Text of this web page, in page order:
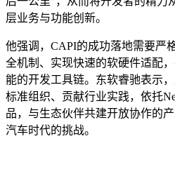
层业务与功能创新。
他强调，CAPI的成功落地需要严
全机制、实现快速的软硬件适配
能的开发工具链。东软睿驰表示
标准组织、贡献行业实践，依托
品，与生态伙伴共建开放协作的
汽车时代的挑战。